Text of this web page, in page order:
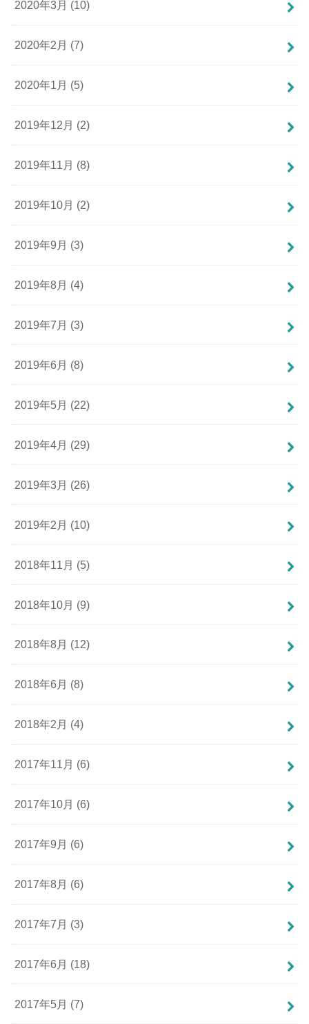
2020年3月 (10)
2020年2月 (7)
2020年1月 (5)
2019年12月 (2)
2019年11月 (8)
2019年10月 (2)
2019年9月 (3)
2019年8月 (4)
2019年7月 (3)
2019年6月 (8)
2019年5月 (22)
2019年4月 (29)
2019年3月 (26)
2019年2月 (10)
2018年11月 (5)
2018年10月 (9)
2018年8月 (12)
2018年6月 (8)
2018年2月 (4)
2017年11月 (6)
2017年10月 (6)
2017年9月 (6)
2017年8月 (6)
2017年7月 (3)
2017年6月 (18)
2017年5月 (7)